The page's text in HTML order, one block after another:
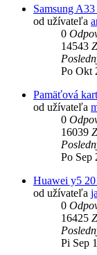
Samsung
od užívateľa
0
14543
Po Okt
Pamäťová
od užívateľa
0
16039
Po Sep
Huawei y5
od užívateľa
0
16425
Pi Sep